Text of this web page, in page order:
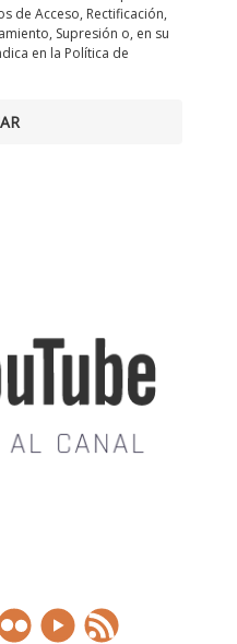
de Acceso, Rectificación,
Supresión o, en su
en la Política de